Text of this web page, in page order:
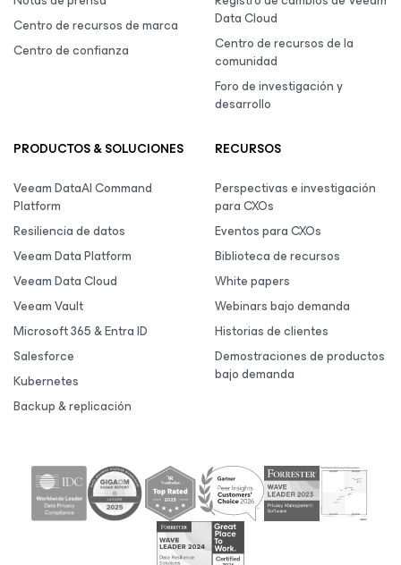
Centro de recursos de marca
Centro de confianza
Data Cloud
Centro de recursos de la
comunidad
Foro de investigación y
desarrollo
PRODUCTOS & SOLUCIONES
Veeam DataAI Command
Platform
Resiliencia de datos
Veeam Data Platform
Veeam Data Cloud
Veeam Vault
Microsoft 365 & Entra ID
Salesforce
Kubernetes
Backup & replicación
RECURSOS
Perspectivas e investigación
para CXOs
Eventos para CXOs
Biblioteca de recursos
White papers
Webinars bajo demanda
Historias de clientes
Demostraciones de productos
bajo demanda